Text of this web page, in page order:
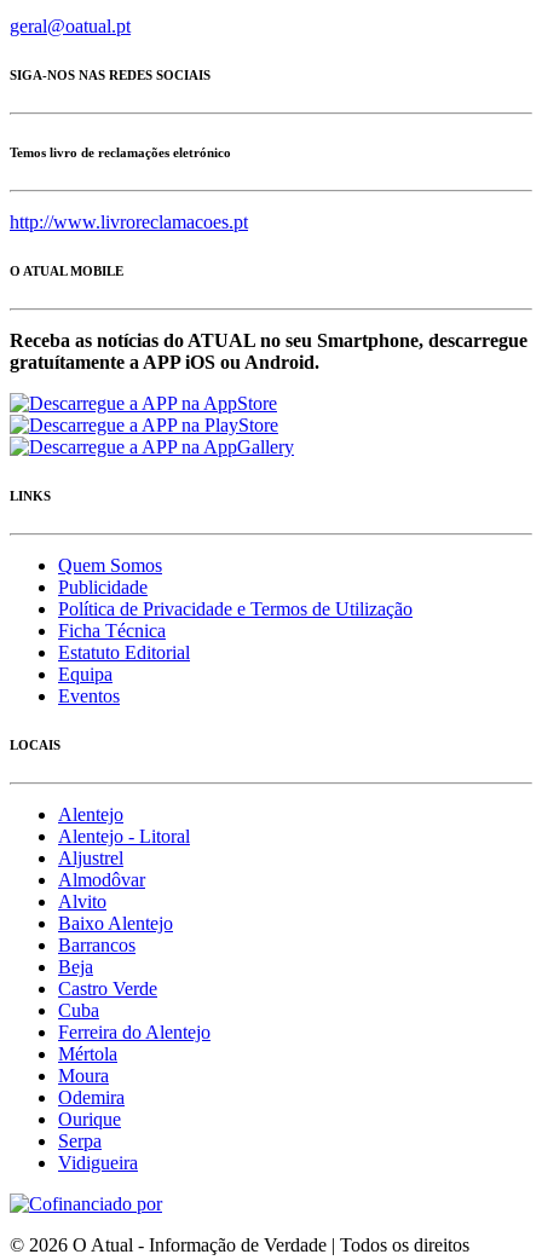
geral@oatual.pt
SIGA-NOS NAS REDES SOCIAIS
Temos livro de reclamações eletrónico
http://www.livroreclamacoes.pt
O ATUAL MOBILE
Receba as notícias do ATUAL no seu Smartphone, descarregue
gratuítamente a APP iOS ou Android.
LINKS
Quem Somos
Publicidade
Política de Privacidade e Termos de Utilização
Ficha Técnica
Estatuto Editorial
Equipa
Eventos
LOCAIS
Alentejo
Alentejo - Litoral
Aljustrel
Almodôvar
Alvito
Baixo Alentejo
Barrancos
Beja
Castro Verde
Cuba
Ferreira do Alentejo
Mértola
Moura
Odemira
Ourique
Serpa
Vidigueira
© 2026 O Atual - Informação de Verdade | Todos os direitos